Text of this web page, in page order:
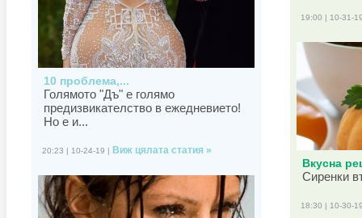
10 проблема,...
Голямото "Дъ" е голямо
предизвикателство в ежедневието!
Но е и...
20:23 | 10-24-19 | Виж цялата статия »
19:00 | 10-31-
Вкусна
Сиренки
18:30 | 10-30-